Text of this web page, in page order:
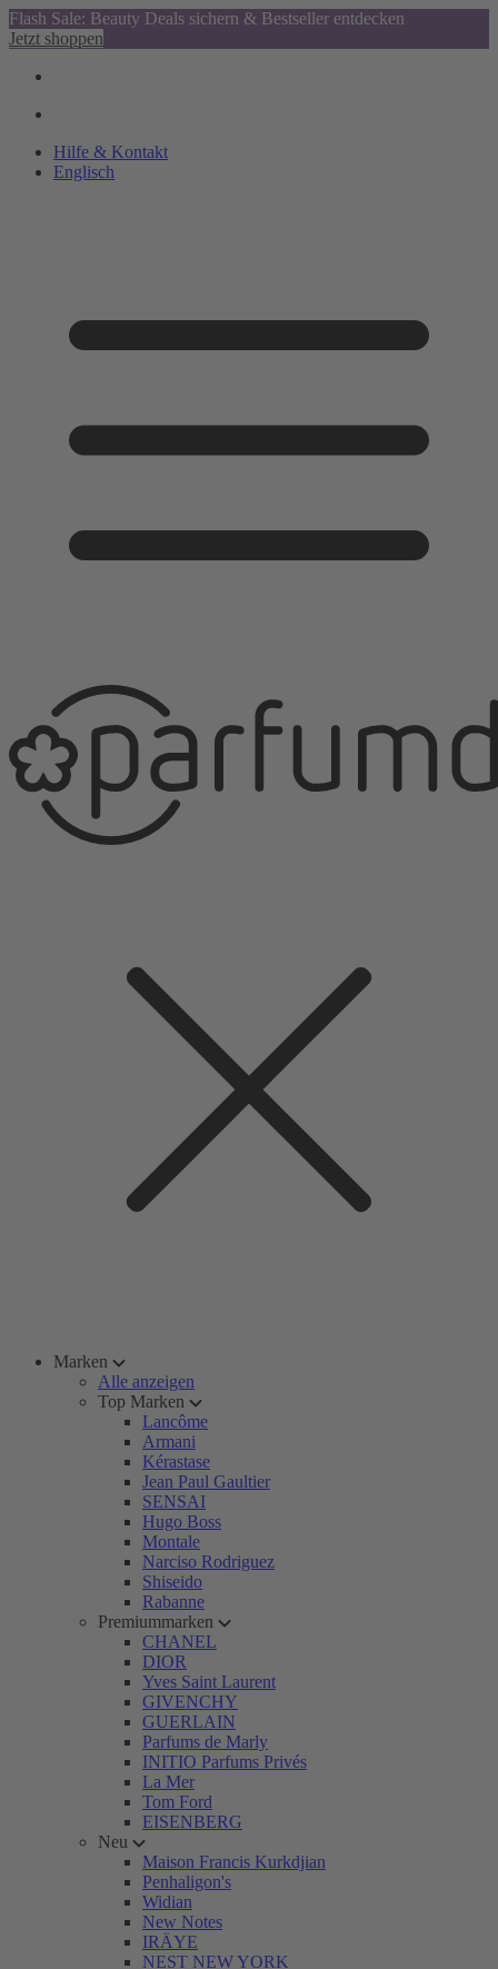
Flash Sale: Beauty Deals sichern & Bestseller entdecken
Jetzt shoppen
Hilfe & Kontakt
Englisch
Marken
Alle anzeigen
Top Marken
Lancôme
Armani
Kérastase
Jean Paul Gaultier
SENSAI
Hugo Boss
Montale
Narciso Rodriguez
Shiseido
Rabanne
Premiummarken
CHANEL
DIOR
Yves Saint Laurent
GIVENCHY
GUERLAIN
Parfums de Marly
INITIO Parfums Privés
La Mer
Tom Ford
EISENBERG
Neu
Maison Francis Kurkdjian
Penhaligon's
Widian
New Notes
IRÄYE
NEST NEW YORK